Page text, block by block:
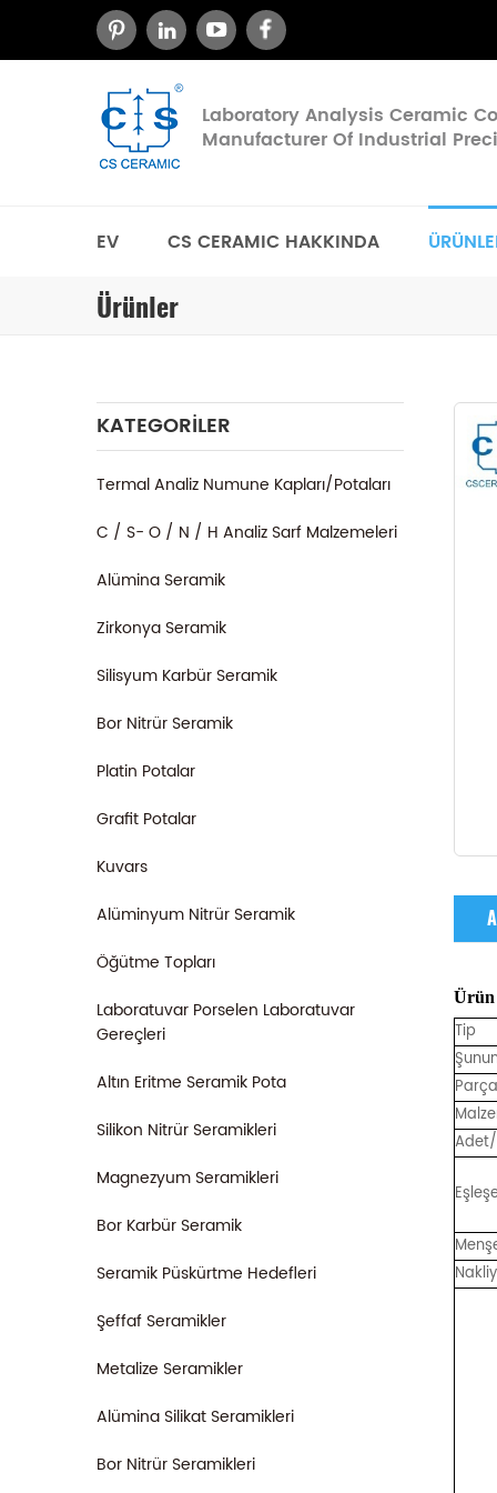
Laboratory Analysis Ceramic
Manufacturer Of Industrial
EV CS CERAMIC HAKKINDA
Ürünler
KATEGORILER
Termal Analiz Numune Kapları/Potaları
C / S- O / N / H Analiz Sarf Malzemeleri
Alümina Seramik
Zirkonya Seramik
Silisyum Karbür Seramik
Bor Nitrür Seramik
Platin Potalar
Grafit Potalar
Kuvars
Alüminyum Nitrür Seramik
Öğütme Topları
Laboratuvar Porselen Laboratuvar
Gereçleri
Altın Eritme Seramik Pota
Silikon Nitrür Seramikleri
Magnezyum Seramikleri
Bor Karbür Seramik
Seramik Püskürtme Hedefleri
Şeffaf Seramikler
Metalize Seramikler
Alümina Silikat Seramikleri
Bor Nitrür Seramikleri
Ürün
Tip
Adet/